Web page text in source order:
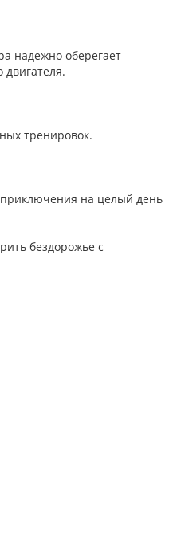
надежно оберегает
тренировок.
приключения на целый день
бездорожье с